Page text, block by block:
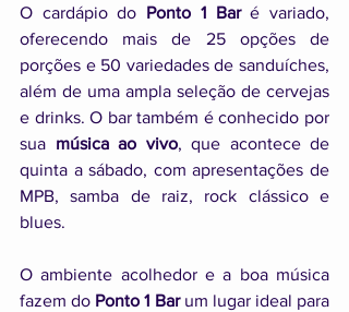
O cardápio do Ponto 1 Bar é variado,
oferecendo mais de 25 opções de
porções e 50 variedades de sanduíches,
além de uma ampla seleção de cervejas
e drinks. O bar também é conhecido por
sua música ao vivo, que acontece de
quinta a sábado, com apresentações de
MPB, samba de raiz, rock clássico e
blues.
O ambiente acolhedor e a boa música
fazem do Ponto 1 Bar um lugar ideal para